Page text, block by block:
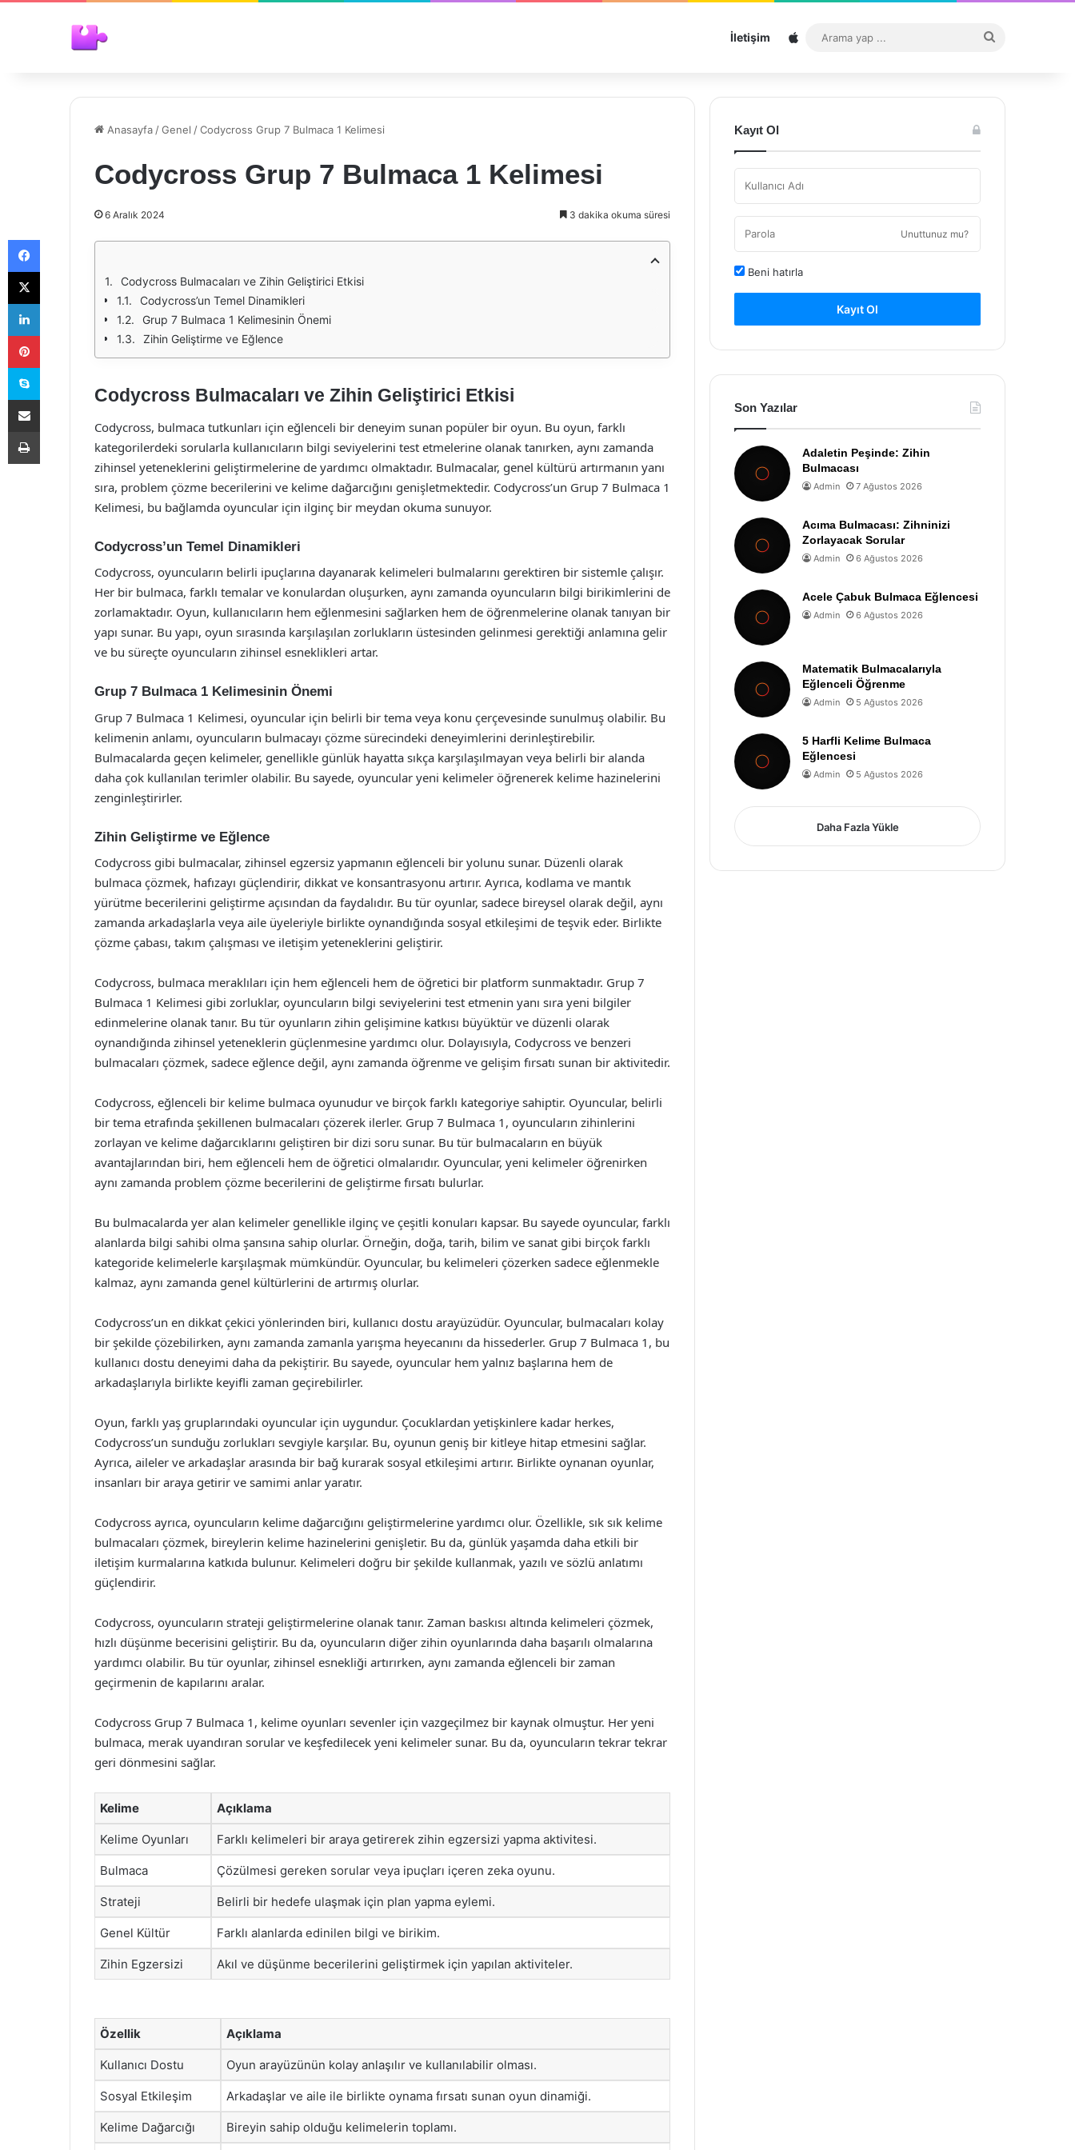
İletişim Sitemap
...
Anasayfa /Genel /Codycross Grup 7 Bulmaca 1 Kelimesi
Codycross Grup 7 Bulmaca 1 Kelimesi
6 Aralık 2024 3 dakika okuma süresi
Codycross Bulmacaları ve Zihin Geliştirici Etkisi
Codycross’un Temel Dinamikleri
Grup 7 Bulmaca 1 Kelimesinin Önemi
Zihin Geliştirme ve Eğlence
Codycross Bulmacaları ve Zihin Geliştirici Etkisi
Codycross, bulmaca tutkunları için eğlenceli bir deneyim sunan popüler bir oyun. Bu oyun, farklı
kategorilerdeki sorularla kullanıcıların bilgi seviyelerini test etmelerine olanak tanırken, aynı zamanda
zihinsel yeteneklerini geliştirmelerine de yardımcı olmaktadır. Bulmacalar, genel kültürü artırmanın yanı
sıra, problem çözme becerilerini ve kelime dağarcığını genişletmektedir. Codycross’un Grup 7 Bulmaca 1
Kelimesi, bu bağlamda oyuncular için ilginç bir meydan okuma sunuyor.
Codycross’un Temel Dinamikleri
Codycross, oyuncuların belirli ipuçlarına dayanarak kelimeleri bulmalarını gerektiren bir sistemle çalışır.
Her bir bulmaca, farklı temalar ve konulardan oluşurken, aynı zamanda oyuncuların bilgi birikimlerini de
zorlamaktadır. Oyun, kullanıcıların hem eğlenmesini sağlarken hem de öğrenmelerine olanak tanıyan bir
yapı sunar. Bu yapı, oyun sırasında karşılaşılan zorlukların üstesinden gelinmesi gerektiği anlamına gelir
ve bu süreçte oyuncuların zihinsel esneklikleri artar.
Grup 7 Bulmaca 1 Kelimesinin Önemi
Grup 7 Bulmaca 1 Kelimesi, oyuncular için belirli bir tema veya konu çerçevesinde sunulmuş olabilir. Bu
kelimenin anlamı, oyuncuların bulmacayı çözme sürecindeki deneyimlerini derinleştirebilir.
Bulmacalarda geçen kelimeler, genellikle günlük hayatta sıkça karşılaşılmayan veya belirli bir alanda
daha çok kullanılan terimler olabilir. Bu sayede, oyuncular yeni kelimeler öğrenerek kelime hazinelerini
zenginleştirirler.
Zihin Geliştirme ve Eğlence
Codycross gibi bulmacalar, zihinsel egzersiz yapmanın eğlenceli bir yolunu sunar. Düzenli olarak
bulmaca çözmek, hafızayı güçlendirir, dikkat ve konsantrasyonu artırır. Ayrıca, kodlama ve mantık
yürütme becerilerini geliştirme açısından da faydalıdır. Bu tür oyunlar, sadece bireysel olarak değil, aynı
zamanda arkadaşlarla veya aile üyeleriyle birlikte oynandığında sosyal etkileşimi de teşvik eder. Birlikte
çözme çabası, takım çalışması ve iletişim yeteneklerini geliştirir.
Codycross, bulmaca meraklıları için hem eğlenceli hem de öğretici bir platform sunmaktadır. Grup 7
Bulmaca 1 Kelimesi gibi zorluklar, oyuncuların bilgi seviyelerini test etmenin yanı sıra yeni bilgiler
edinmelerine olanak tanır. Bu tür oyunların zihin gelişimine katkısı büyüktür ve düzenli olarak
oynandığında zihinsel yeteneklerin güçlenmesine yardımcı olur. Dolayısıyla, Codycross ve benzeri
bulmacaları çözmek, sadece eğlence değil, aynı zamanda öğrenme ve gelişim fırsatı sunan bir aktivitedir.
Codycross, eğlenceli bir kelime bulmaca oyunudur ve birçok farklı kategoriye sahiptir. Oyuncular, belirli
bir tema etrafında şekillenen bulmacaları çözerek ilerler. Grup 7 Bulmaca 1, oyuncuların zihinlerini
zorlayan ve kelime dağarcıklarını geliştiren bir dizi soru sunar. Bu tür bulmacaların en büyük
avantajlarından biri, hem eğlenceli hem de öğretici olmalarıdır. Oyuncular, yeni kelimeler öğrenirken
aynı zamanda problem çözme becerilerini de geliştirme fırsatı bulurlar.
Bu bulmacalarda yer alan kelimeler genellikle ilginç ve çeşitli konuları kapsar. Bu sayede oyuncular, farklı
alanlarda bilgi sahibi olma şansına sahip olurlar. Örneğin, doğa, tarih, bilim ve sanat gibi birçok farklı
kategoride kelimelerle karşılaşmak mümkündür. Oyuncular, bu kelimeleri çözerken sadece eğlenmekle
kalmaz, aynı zamanda genel kültürlerini de artırmış olurlar.
Codycross’un en dikkat çekici yönlerinden biri, kullanıcı dostu arayüzüdür. Oyuncular, bulmacaları kolay
bir şekilde çözebilirken, aynı zamanda zamanla yarışma heyecanını da hissederler. Grup 7 Bulmaca 1, bu
kullanıcı dostu deneyimi daha da pekiştirir. Bu sayede, oyuncular hem yalnız başlarına hem de
arkadaşlarıyla birlikte keyifli zaman geçirebilirler.
Oyun, farklı yaş gruplarındaki oyuncular için uygundur. Çocuklardan yetişkinlere kadar herkes,
Codycross’un sunduğu zorlukları sevgiyle karşılar. Bu, oyunun geniş bir kitleye hitap etmesini sağlar.
Ayrıca, aileler ve arkadaşlar arasında bir bağ kurarak sosyal etkileşimi artırır. Birlikte oynanan oyunlar,
insanları bir araya getirir ve samimi anlar yaratır.
Codycross ayrıca, oyuncuların kelime dağarcığını geliştirmelerine yardımcı olur. Özellikle, sık sık kelime
bulmacaları çözmek, bireylerin kelime hazinelerini genişletir. Bu da, günlük yaşamda daha etkili bir
iletişim kurmalarına katkıda bulunur. Kelimeleri doğru bir şekilde kullanmak, yazılı ve sözlü anlatımı
güçlendirir.
Codycross, oyuncuların strateji geliştirmelerine olanak tanır. Zaman baskısı altında kelimeleri çözmek,
hızlı düşünme becerisini geliştirir. Bu da, oyuncuların diğer zihin oyunlarında daha başarılı olmalarına
yardımcı olabilir. Bu tür oyunlar, zihinsel esnekliği artırırken, aynı zamanda eğlenceli bir zaman
geçirmenin de kapılarını aralar.
Codycross Grup 7 Bulmaca 1, kelime oyunları sevenler için vazgeçilmez bir kaynak olmuştur. Her yeni
bulmaca, merak uyandıran sorular ve keşfedilecek yeni kelimeler sunar. Bu da, oyuncuların tekrar tekrar
geri dönmesini sağlar.
Kelime Açıklama
Kelime Oyunları Farklı kelimeleri bir araya getirerek zihin egzersizi yapma aktivitesi.
Bulmaca Çözülmesi gereken sorular veya ipuçları içeren zeka oyunu.
Strateji Belirli bir hedefe ulaşmak için plan yapma eylemi.
Genel Kültür Farklı alanlarda edinilen bilgi ve birikim.
Zihin Egzersizi Akıl ve düşünme becerilerini geliştirmek için yapılan aktiviteler.
Özellik Açıklama
Kullanıcı Dostu Oyun arayüzünün kolay anlaşılır ve kullanılabilir olması.
Sosyal Etkileşim Arkadaşlar ve aile ile birlikte oynama fırsatı sunan oyun dinamiği.
Kelime Dağarcığı Bireyin sahip olduğu kelimelerin toplamı.
Kayıt Ol
Unuttunuz mu?
Beni hatırla
Kayıt Ol
Son Yazılar
Adaletin Peşinde: Zihin
Bulmacası
Admin 7 Ağustos 2026
Acıma Bulmacası: Zihninizi
Zorlayacak Sorular
Admin 6 Ağustos 2026
Acele Çabuk Bulmaca Eğlencesi
Admin 6 Ağustos 2026
Matematik Bulmacalarıyla
Eğlenceli Öğrenme
Admin 5 Ağustos 2026
5 Harfli Kelime Bulmaca
Eğlencesi
Admin 5 Ağustos 2026
Daha Fazla Yükle
Facebook
X
LinkedIn
Pinterest
Skype
E-Posta ile paylaş